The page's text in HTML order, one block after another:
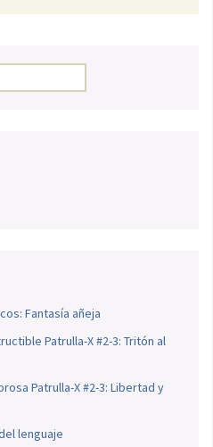
Fantasía añeja
Patrulla-X #2-3: Tritón al
Patrulla-X #2-3: Libertad y
lenguaje